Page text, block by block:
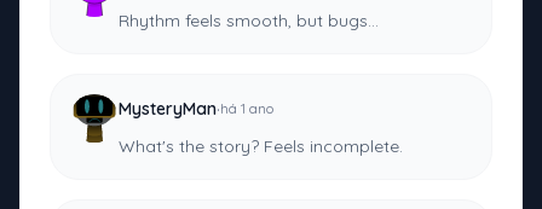
Rhythm feels smooth, but bugs...
MysteryMan·há 1 ano
What's the story? Feels incomplete.